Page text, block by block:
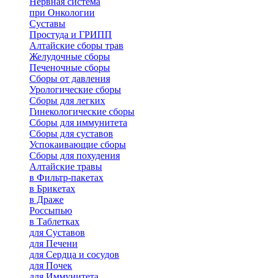
при Онкологии
Суставы
Простуда и ГРИПП
Алтайские сборы трав
Желудочные сборы
Печеночные сборы
Сборы от давления
Урологические сборы
Сборы для легких
Гинекологические сборы
Сборы для иммунитета
Сборы для суставов
Успокаивающие сборы
Сборы для похудения
Алтайские травы
в Фильтр-пакетах
в Брикетах
в Драже
Россыпью
в Таблетках
для Cуставов
для Печени
для Сердца и сосудов
для Почек